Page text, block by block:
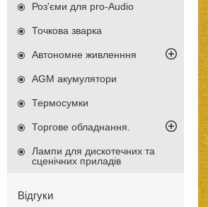
Роз'єми для pro-Audio
Точкова зварка
Автономне живленння
AGM акумулятори
Термосумки
Торгове обладнання.
Лампи для дискотечних та
сценічних приладів
Відгуки